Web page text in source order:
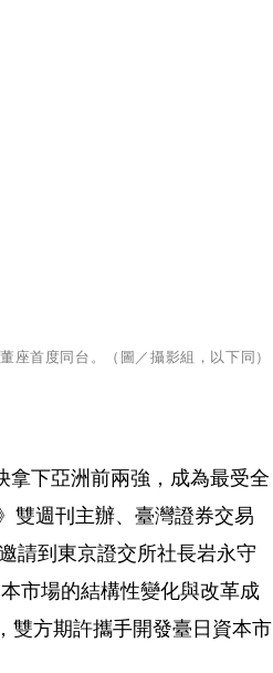
首度同台。（圖／攝影組，以下同）
拿下亞洲前兩強，成為最受全
雙週刊主辦、臺灣證券交易
請到東京證交所社長岩永守
市場的結構性變化與改革成
雙方期許攜手開發臺日資本市